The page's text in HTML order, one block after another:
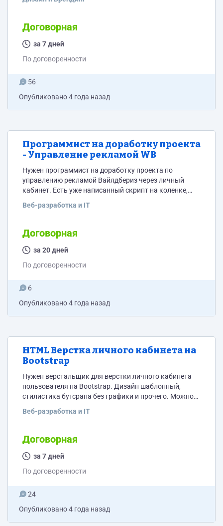
портфолио с вашими работами с дизайном
презентации для инвестора. в отклике укажите
контакт для связи (вотсап, телеграм).
Договорная
за 7 дней
По договоренности
56
Опубликовано4 года назад
Программист на доработку проекта
- Управление рекламой WB
Нужен программист на доработку проекта по
управлению рекламой Вайлдбериз через личный
кабинет. Есть уже написанный скрипт на коленке,
для работы с базой данных, сделать авторизацию,
Желательно делать на каком-то популярном
фреймворке. В отклике указывайте ссылки на
реализованные проекты, с какими фреймворками
Веб-разработка и IT
Договорная
за 20 дней
По договоренности
6
Опубликовано4 года назад
HTML Верстка личного кабинета на
Bootstrap
Нужен верстальщик для верстки личного кабинета
пользователя на Bootstrap. Дизайн шаблонный,
стилистика бутсрапа без графики и прочего. Можно
текста и блоков. Примерно 5 страниц. Возможны
Наличие портфолио - Опыт работы с Ajax - Опыт
работы с JS (jQuery) В отклике указывайте ссылку на
портфолио, контактные данные для связи (вотсап,
Веб-разработка и IT
Договорная
за 7 дней
По договоренности
24
Опубликовано4 года назад